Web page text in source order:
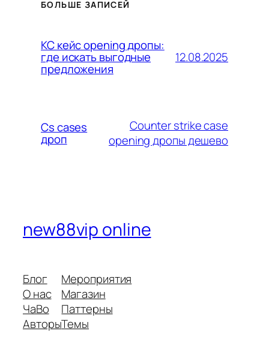
БОЛЬШЕ ЗАПИСЕЙ
КС кейс opening дропы:
где искать выгодные
предложения
12.08.2025
Cs cases
дроп
Counter strike case
opening дропы дешево
new88vip online
Блог
О нас
ЧаВо
Авторы
Мероприятия
Магазин
Паттерны
Темы